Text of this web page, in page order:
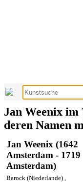
Jan Weenix
deren Namen
Jan Weenix (1642
Amsterdam - 1719
Amsterdam)
Barock (Niederlande) ,